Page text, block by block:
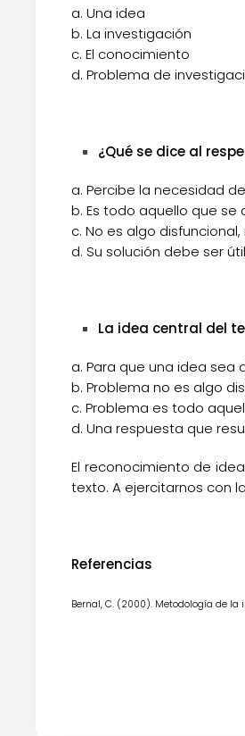
a. Una idea
b. La investigación
c. El conocimiento
d. Problema de
¿Qué se dice al
a. Percibe la necesidad
b. Es todo aquello que
c. No es algo
d. Su solución debe ser
La idea central del
a. Para que una idea
b. Problema no es algo
c. Problema es todo
d. Una respuesta que
El reconocimiento de
texto. A ejercitarnos con
Referencias
Bernal, C. (2000). Metodología de